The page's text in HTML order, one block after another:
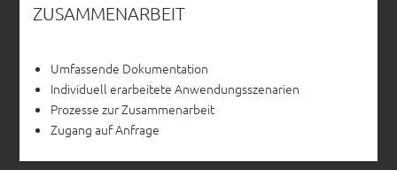
ZUSAMMENARBEIT
Umfassende Dokumentation
Individuell erarbeitete Anwendungsszenarien
Prozesse zur Zusammenarbeit
Zugang auf Anfrage